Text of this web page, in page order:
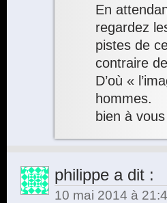
En
regardez
pistes de
contraire
D’où «
hommes.
bien à vous
philippe a dit :
10 mai 2014 à